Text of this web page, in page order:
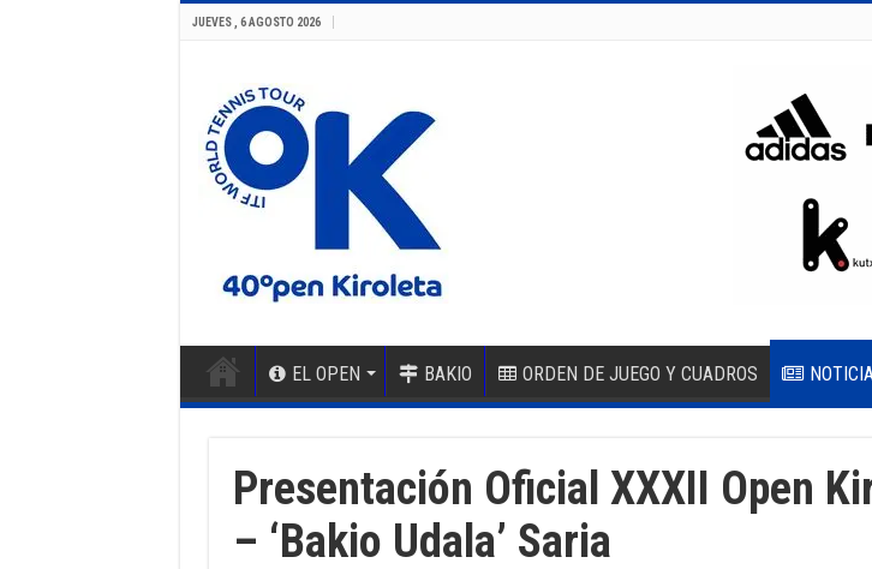
JUEVES , 6 AGOSTO 2026
EL OPEN BAKIO ORDEN DE JUEGO Y CUADROS
Presentación Oficial XXXII Open
– ‘Bakio Udala’ Saria